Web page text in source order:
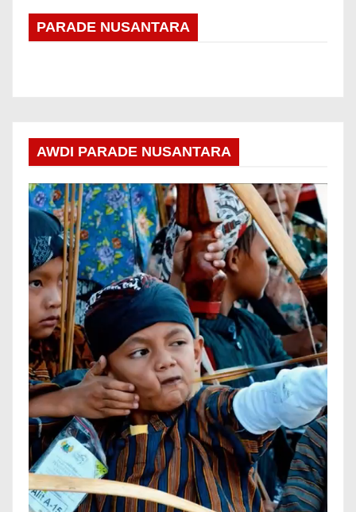
PARADE NUSANTARA
AWDI PARADE NUSANTARA